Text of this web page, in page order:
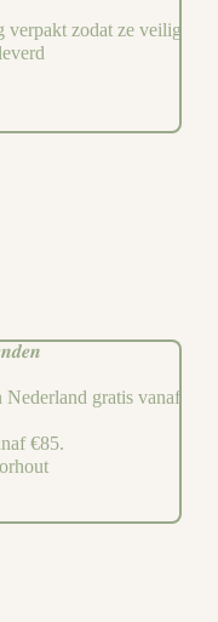
zodat ze veilig
gratis vanaf
€85.